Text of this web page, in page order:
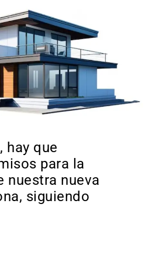
hay que
para la
nuestra nueva
siguiendo